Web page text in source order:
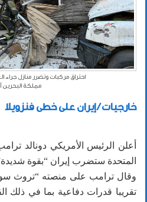
احتراق مركبات وتضرر منازل جراء
مملكة
خارجيات / إيران على خطى فنزويلا
أعلن الرئيس الأمريكي دونالد
المتحدة ستضرب إيران “بقوة شديدة”
وقال ترامب على منصته “تروث
تقريبا قدرات دفاعية بما في ذلك